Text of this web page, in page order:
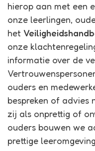
hierop aan met een
onze leerlingen,
het
onze
informatie over de
ouders en
bespreken of advies
zij als onprettig of
ouders bouwen we
prettige